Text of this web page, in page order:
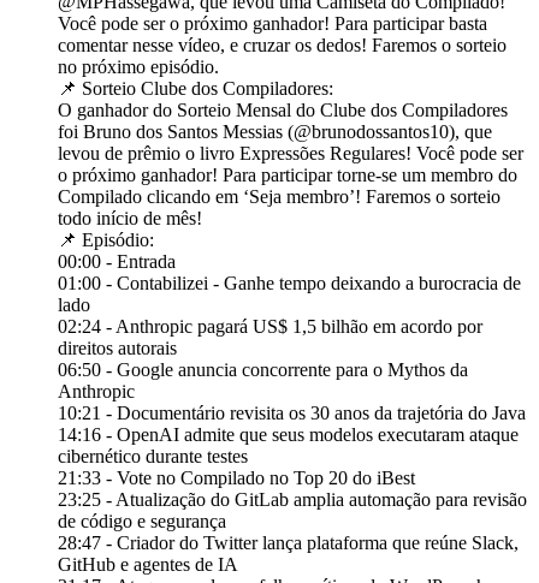
Você pode ser o próximo ganhador! Para participar basta
comentar nesse vídeo, e cruzar os dedos! Faremos o sorteio
no próximo episódio.
📌 Sorteio Clube dos Compiladores:
O ganhador do Sorteio Mensal do Clube dos Compiladores
foi Bruno dos Santos Messias (@brunodossantos10), que
levou de prêmio o livro Expressões Regulares! Você pode ser
o próximo ganhador! Para participar torne-se um membro do
Compilado clicando em ‘Seja membro’! Faremos o sorteio
todo início de mês!
📌 Episódio:
00:00 - Entrada
01:00 - Contabilizei - Ganhe tempo deixando a burocracia de
lado
02:24 - Anthropic pagará US$ 1,5 bilhão em acordo por
direitos autorais
06:50 - Google anuncia concorrente para o Mythos da
Anthropic
10:21 - Documentário revisita os 30 anos da trajetória do Java
14:16 - OpenAI admite que seus modelos executaram ataque
cibernético durante testes
21:33 - Vote no Compilado no Top 20 do iBest
23:25 - Atualização do GitLab amplia automação para revisão
de código e segurança
28:47 - Criador do Twitter lança plataforma que reúne Slack,
GitHub e agentes de IA